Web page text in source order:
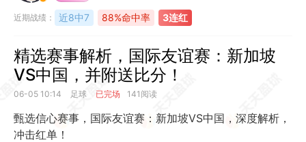
近期战绩： 近8中7 88%命中率 3连红
精选赛事解析，国际友谊赛：新加坡
VS中国，并附送比分！
06-05 10:14 足球 已完场 141阅读
甄选信心赛事，国际友谊赛：新加坡VS中国，深度解析，
冲击红单！